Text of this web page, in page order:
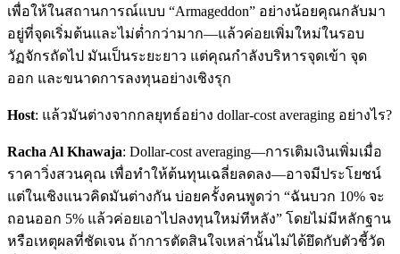
เพื่อให้ในสถานการณ์แบบ “Armageddon” อย่างน้อยคุณกลับมา
อยู่ที่จุดเริ่มต้นและไม่ต่ำกว่ามาก—แล้วค่อยเพิ่มใหม่ในรอบ
วัฏจักรถัดไป มันเป็นระยะยาว แต่คุณกำลังบริหารจุดเข้า จุด
ออก และขนาดการลงทุนอย่างเชิงรุก
Host: แล้วมันต่างจากกลยุทธ์อย่าง dollar-cost averaging อย่างไร?
Racha Al Khawaja: Dollar-cost averaging—การเติมเงินเพิ่มเมื่อ
ราคาวิ่งสวนคุณ เพื่อทำให้ต้นทุนเฉลี่ยลดลง—อาจมีประโยชน์
แต่ในเชิงแนวคิดมันต่างกัน บ่อยครั้งคนพูดว่า “ฉันบวก 10% จะ
ถอนออก 5% แล้วค่อยเอาไปลงทุนใหม่ทีหลัง” โดยไม่มีหลักฐาน
หรือเหตุผลที่ชัดเจน ถ้าการตัดสินใจเหล่านั้นไม่ได้ยึดกับตัวชี้วัด